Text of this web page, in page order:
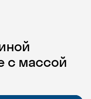
с массой